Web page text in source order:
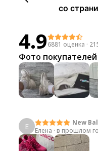
со
4.96881 оценка ·
Фото покупателей
Е
New
Елена · в прошлом